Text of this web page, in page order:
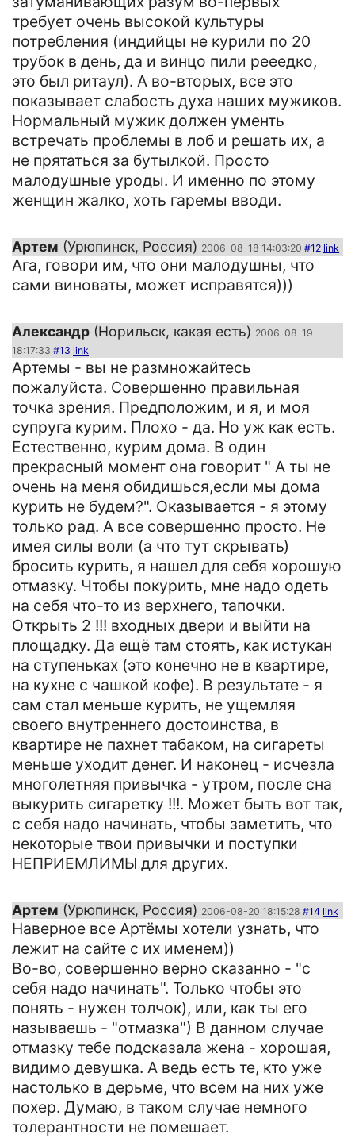
требует очень высокой культуры
потребления (индийцы не курили по 20
трубок в день, да и винцо пили рееедко,
это был ритаул). А во-вторых, все это
показывает слабость духа наших мужиков.
Нормальный мужик должен ументь
встречать проблемы в лоб и решать их, а
не прятаться за бутылкой. Просто
малодушные уроды. И именно по этому
женщин жалко, хоть гаремы вводи.
Артем (Урюпинск, Россия) 2006-08-18 14:03:20 #12 link
Ага, говори им, что они малодушны, что
сами виноваты, может исправятся)))
Александр (Норильск, какая есть) 2006-08-19
18:17:33 #13 link
Артемы - вы не размножайтесь
пожалуйста. Совершенно правильная
точка зрения. Предположим, и я, и моя
супруга курим. Плохо - да. Но уж как есть.
Естественно, курим дома. В один
прекрасный момент она говорит " А ты не
очень на меня обидишься,если мы дома
курить не будем?". Оказывается - я этому
только рад. А все совершенно просто. Не
имея силы воли (а что тут скрывать)
бросить курить, я нашел для себя хорошую
отмазку. Чтобы покурить, мне надо одеть
на себя что-то из верхнего, тапочки.
Открыть 2 !!! входных двери и выйти на
площадку. Да ещё там стоять, как истукан
на ступеньках (это конечно не в квартире,
на кухне с чашкой кофе). В результате - я
сам стал меньше курить, не ущемляя
своего внутреннего достоинства, в
квартире не пахнет табаком, на сигареты
меньше уходит денег. И наконец - исчезла
многолетняя привычка - утром, после сна
выкурить сигаретку !!!. Может быть вот так,
с себя надо начинать, чтобы заметить, что
некоторые твои привычки и поступки
НЕПРИЕМЛИМЫ для других.
Артем (Урюпинск, Россия) 2006-08-20 18:15:28 #14 link
Наверное все Артёмы хотели узнать, что
лежит на сайте с их именем))
Во-во, совершенно верно сказанно - "с
себя надо начинать". Только чтобы это
понять - нужен толчок), или, как ты его
называешь - "отмазка") В данном случае
отмазку тебе подсказала жена - хорошая,
видимо девушка. А ведь есть те, кто уже
настолько в дерьме, что всем на них уже
похер. Думаю, в таком случае немного
толерантности не помешает.